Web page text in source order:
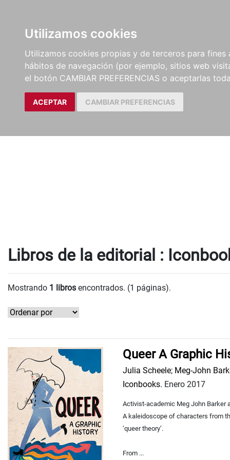
Utilizamos cookies
Utilizamos cookies propias y de terceros para
hábitos de navegación (por ejemplo, sitios web
el botón CAMBIAR PREFERENCIAS o aceptarlas
ACEPTAR CAMBIAR PREFERENCIAS
Libros de la editorial :
Mostrando 1 libros encontrados. (1 páginas).
Queer A Graphic
Julia Scheele; Meg-John
Iconbooks. Enero 2017
Activist-academic Meg John Barker
A kaleidoscope of characters from
‘queer theory’.
From ...